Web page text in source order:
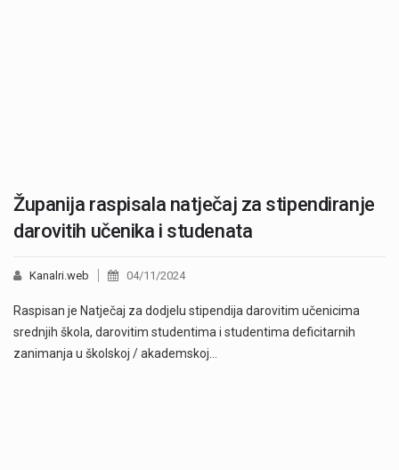
Županija raspisala natječaj za stipendiranje
darovitih učenika i studenata
Kanalri.web 04/11/2024
Raspisan je Natječaj za dodjelu stipendija darovitim učenicima
srednjih škola, darovitim studentima i studentima deficitarnih
zanimanja u školskoj / akademskoj…